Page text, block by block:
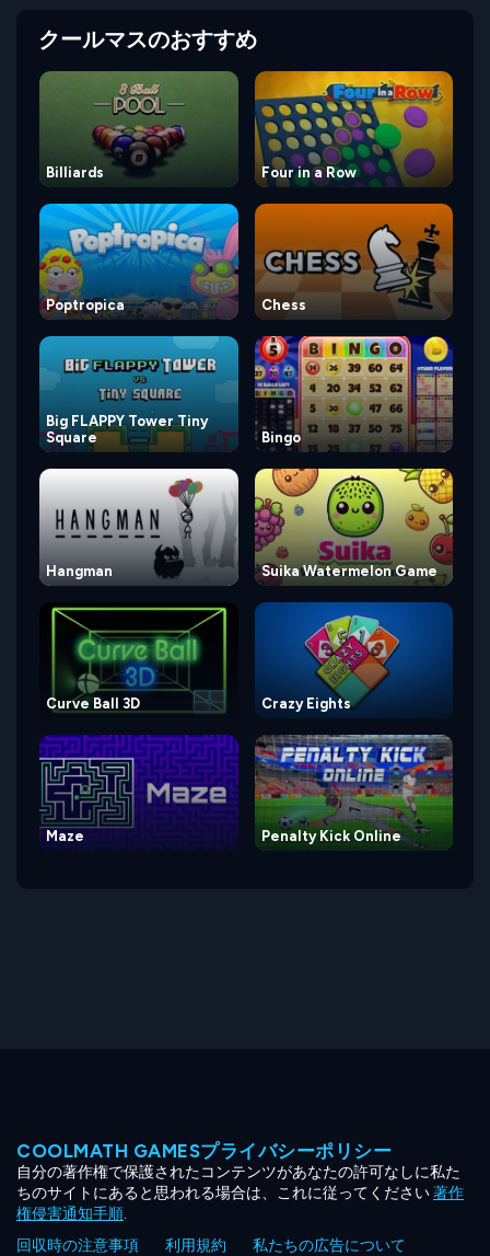
クールマスのおすすめ
Billiards Four in a Row
Poptropica Chess
Big FLAPPY Tower Tiny
Square
Bingo
Hangman Suika Watermelon Game
Curve Ball 3D Crazy Eights
Maze Penalty Kick Online
COOLMATH GAMESプライバシーポリシー
自分の著作権で保護されたコンテンツがあなたの許可なしに私た
ちのサイトにあると思われる場合は、これに従ってください著作
権侵害通知手順.
回収時の注意事項
利用規約
私たちの広告について